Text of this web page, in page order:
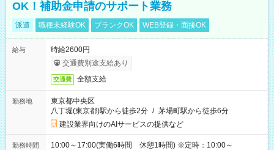
OK！補助金申請のサポート業務
派遣 職種未経験OK ブランクOK WEB登録・面接OK
給与
時給2600円
交通費別途支給あり
交通費 全額支給
勤務地
東京都中央区
八丁堀(東京都)駅から徒歩2分 / 茅場町駅から徒歩6分
建設業界向けのAIサービスの提供など
勤務時間
10:00～17:00(実働6時間 休憩1時間) ※定時：10:00～